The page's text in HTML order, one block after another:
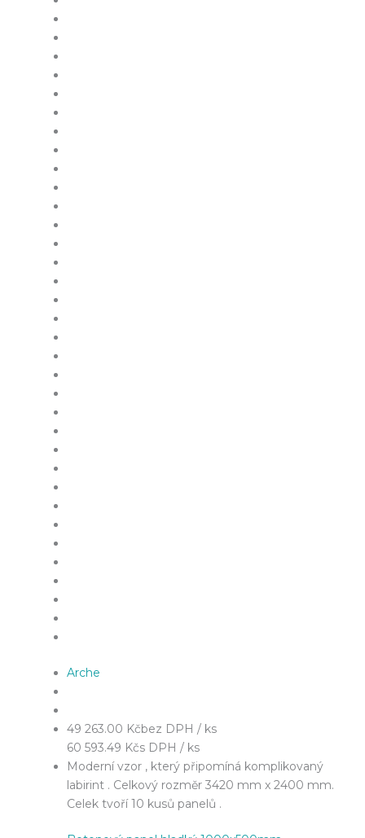
Arche
49 263.00 Kčbez DPH / ks
60 593.49 Kčs DPH / ks
Moderní vzor , který připomíná komplikovaný
labirint . Celkový rozměr 3420 mm x 2400 mm.
Celek tvoří 10 kusů panelů .